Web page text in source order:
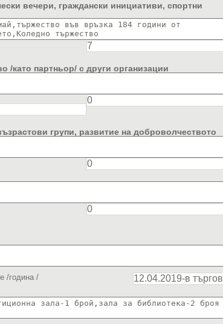
вечери, граждански инициативи, спортни
/като партньор/ с други организации
групи, развитие на доброволчеството
/година /